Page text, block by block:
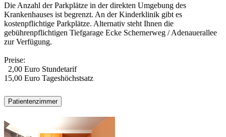
Die Anzahl der Parkplätze in der direkten Umgebung des
Krankenhauses ist begrenzt. An der Kinderklinik gibt es
kostenpflichtige Parkplätze. Alternativ steht Ihnen die
gebührenpflichtigen Tiefgarage Ecke Schernerweg / Adenauerallee
zur Verfügung.
Preise:
2,00 Euro Stundetarif
15,00 Euro Tageshöchstsatz
Patientenzimmer